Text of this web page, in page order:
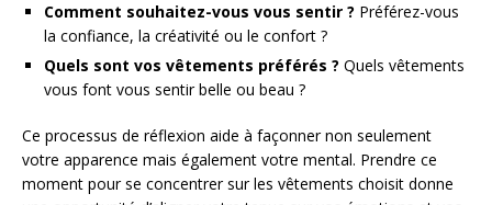
Comment souhaitez-vous vous sentir ? Préférez-vous
la confiance, la créativité ou le confort ?
Quels sont vos vêtements préférés ? Quels vêtements
vous font vous sentir belle ou beau ?
Ce processus de réflexion aide à façonner non seulement
votre apparence mais également votre mental. Prendre ce
moment pour se concentrer sur les vêtements choisit donne